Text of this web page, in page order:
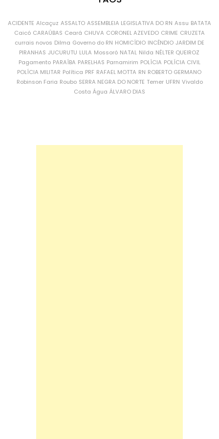
ACIDENTE Alcaçuz ASSALTO ASSEMBLEIA LEGISLATIVA DO RN Assu BATATA
Caicó CARAÚBAS Ceará CHUVA CORONEL AZEVEDO CRIME CRUZETA
currais novos Dilma Governo do RN HOMICÍDIO INCÊNDIO JARDIM DE
PIRANHAS JUCURUTU LULA Mossoró NATAL Nilda NÉLTER QUEIROZ
Pagamento PARAÍBA PARELHAS Parnamirim POLÍCIA POLÍCIA CIVIL
POLÍCIA MILITAR Política PRF RAFAEL MOTTA RN ROBERTO GERMANO
Robinson Faria Roubo SERRA NEGRA DO NORTE Temer UFRN Vivaldo
Costa Água ÁLVARO DIAS